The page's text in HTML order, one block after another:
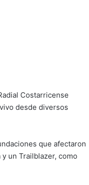
Costarricense
desde diversos
que afectaron
un Trailblazer, como